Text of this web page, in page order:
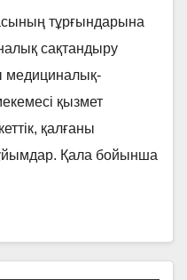
тұрғындарына
сақтандыру
медициналық-
қызмет
қалғаны
Қала бойынша